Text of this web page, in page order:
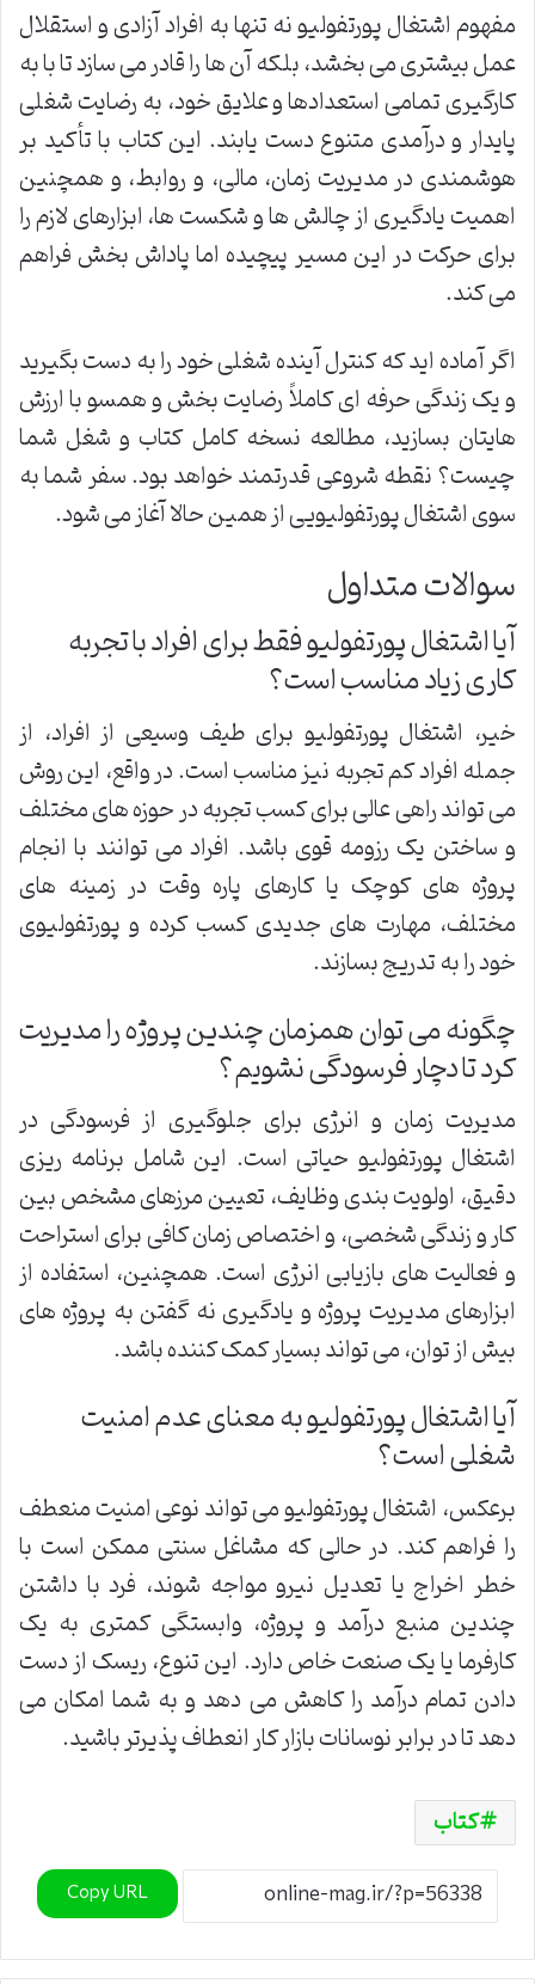
مفهوم اشتغال پورتفولیو نه تنها به افراد آزادی و استقلال
عمل بیشتری می بخشد، بلکه آن ها را قادر می سازد تا با به
کارگیری تمامی استعدادها و علایق خود، به رضایت شغلی
پایدار و درآمدی متنوع دست یابند. این کتاب با تأکید بر
هوشمندی در مدیریت زمان، مالی، و روابط، و همچنین
اهمیت یادگیری از چالش ها و شکست ها، ابزارهای لازم را
برای حرکت در این مسیر پیچیده اما پاداش بخش فراهم
می کند.
اگر آماده اید که کنترل آینده شغلی خود را به دست بگیرید
و یک زندگی حرفه ای کاملاً رضایت بخش و همسو با ارزش
هایتان بسازید، مطالعه نسخه کامل کتاب و شغل شما
چیست؟ نقطه شروعی قدرتمند خواهد بود. سفر شما به
سوی اشتغال پورتفولیویی از همین حالا آغاز می شود.
سوالات متداول
آیا اشتغال پورتفولیو فقط برای افراد با تجربه
کاری زیاد مناسب است؟
خیر، اشتغال پورتفولیو برای طیف وسیعی از افراد، از
جمله افراد کم تجربه نیز مناسب است. در واقع، این روش
می تواند راهی عالی برای کسب تجربه در حوزه های مختلف
و ساختن یک رزومه قوی باشد. افراد می توانند با انجام
پروژه های کوچک یا کارهای پاره وقت در زمینه های
مختلف، مهارت های جدیدی کسب کرده و پورتفولیوی
خود را به تدریج بسازند.
چگونه می توان همزمان چندین پروژه را مدیریت
کرد تا دچار فرسودگی نشویم؟
مدیریت زمان و انرژی برای جلوگیری از فرسودگی در
اشتغال پورتفولیو حیاتی است. این شامل برنامه ریزی
دقیق، اولویت بندی وظایف، تعیین مرزهای مشخص بین
کار و زندگی شخصی، و اختصاص زمان کافی برای استراحت
و فعالیت های بازیابی انرژی است. همچنین، استفاده از
ابزارهای مدیریت پروژه و یادگیری نه گفتن به پروژه های
بیش از توان، می تواند بسیار کمک کننده باشد.
آیا اشتغال پورتفولیو به معنای عدم امنیت
شغلی است؟
برعکس، اشتغال پورتفولیو می تواند نوعی امنیت منعطف
را فراهم کند. در حالی که مشاغل سنتی ممکن است با
خطر اخراج یا تعدیل نیرو مواجه شوند، فرد با داشتن
چندین منبع درآمد و پروژه، وابستگی کمتری به یک
کارفرما یا یک صنعت خاص دارد. این تنوع، ریسک از دست
دادن تمام درآمد را کاهش می دهد و به شما امکان می
دهد تا در برابر نوسانات بازار کار انعطاف پذیرتر باشید.
کتاب
Copy URL